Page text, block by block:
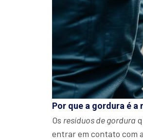
Por que a gordura é
Os resíduos de gordura
entrar em contato com